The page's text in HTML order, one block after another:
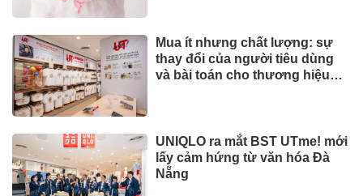
Mua ít nhưng chất lượng: sự
thay đổi của người tiêu dùng
và bài toán cho thương hiệu
UNIQLO ra mắt BST UTme! mới
lấy cảm hứng từ văn hóa Đà
Nẵng